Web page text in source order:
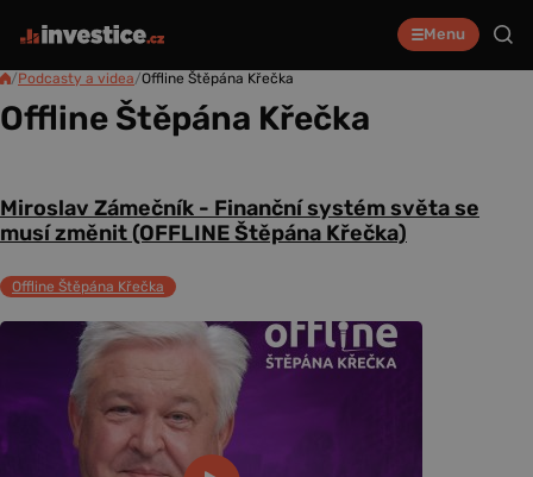
Menu
/Podcasty a videa/Offline Štěpána Křečka
Offline Štěpána Křečka
Miroslav Zámečník - Finanční systém světa se
musí změnit (OFFLINE Štěpána Křečka)
Offline Štěpána Křečka